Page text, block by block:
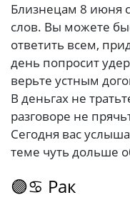
Близнецам 8 июня
слов. Вы можете
ответить всем,
день попросит
верьте устным
В деньгах не
разговоре не
Сегодня вас
теме чуть дольше
🟣♋ Рак